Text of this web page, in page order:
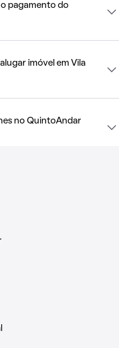
o pagamento do
imóvel em Vila
no QuintoAndar